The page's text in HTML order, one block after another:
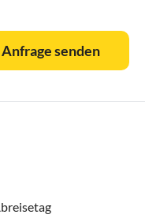
mit Hydromassage.
ein Grillplatz, ein
eine
gelangt man in
Filme oder
sich das Bad mit
für mehrere
Anfrage senden